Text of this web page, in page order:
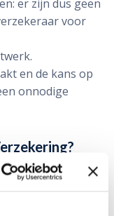
er zijn dus geen
voor
en de kans op
onnodige
die zijn